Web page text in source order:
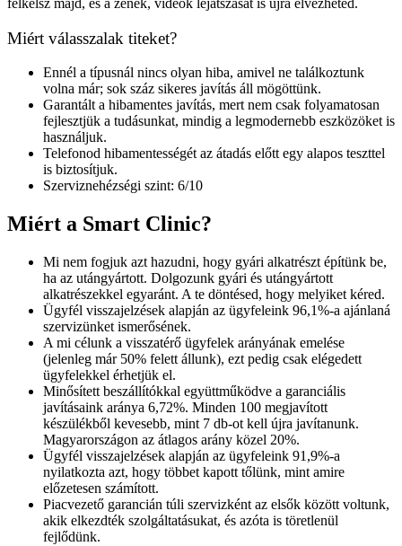
Miért válasszalak titeket?
Ennél a típusnál nincs olyan hiba, amivel ne találkoztunk
volna már; sok száz sikeres javítás áll mögöttünk.
Garantált a hibamentes javítás, mert nem csak folyamatosan
fejlesztjük a tudásunkat, mindig a legmodernebb eszközöket is
használjuk.
Telefonod hibamentességét az átadás előtt egy alapos teszttel
is biztosítjuk.
Szerviznehézségi szint: 6/10
Miért a Smart Clinic?
Mi nem fogjuk azt hazudni, hogy gyári alkatrészt építünk be,
ha az utángyártott. Dolgozunk gyári és utángyártott
alkatrészekkel egyaránt. A te döntésed, hogy melyiket kéred.
Ügyfél visszajelzések alapján az ügyfeleink 96,1%-a ajánlaná
szervizünket ismerősének.
A mi célunk a visszatérő ügyfelek arányának emelése
(jelenleg már 50% felett állunk), ezt pedig csak elégedett
ügyfelekkel érhetjük el.
Minősített beszállítókkal együttműködve a garanciális
javításaink aránya 6,72%. Minden 100 megjavított
készülékből kevesebb, mint 7 db-ot kell újra javítanunk.
Magyarországon az átlagos arány közel 20%.
Ügyfél visszajelzések alapján az ügyfeleink 91,9%-a
nyilatkozta azt, hogy többet kapott tőlünk, mint amire
előzetesen számított.
Piacvezető garancián túli szervizként az elsők között voltunk,
akik elkezdték szolgáltatásukat, és azóta is töretlenül
fejlődünk.